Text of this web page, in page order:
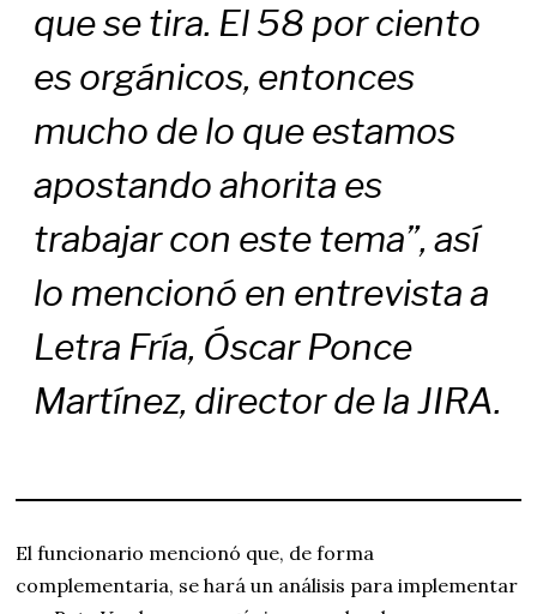
que se tira. El 58 por ciento
es orgánicos, entonces
mucho de lo que estamos
apostando ahorita es
trabajar con este tema”,así
lo mencionó en entrevista a
Letra Fría, Óscar Ponce
Martínez, director de la JIRA.
El funcionario mencionó que, de forma
complementaria, se hará un análisis para implementar